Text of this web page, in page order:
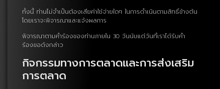
ทั้งนี้ ท่านไม่จำเป็นต้องเสียค่าใช้จ่ายใดๆ ในการดำเนินตามสิทธิ์ข้างต้น
โดยเราจะพิจารณาและแจ้งผลการ
พิจารณาตามคำร้องของท่านภายใน 30 วันนับแต่วันที่เราได้รับคำ
ร้องขอดังกล่าว
กิจกรรมทางการตลาดและการส่งเสริม
การตลาด